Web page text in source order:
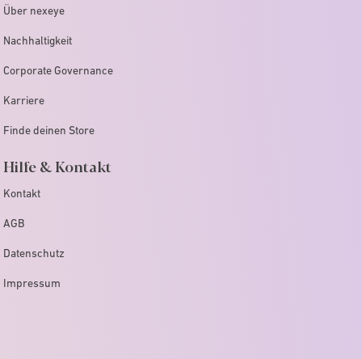
Über nexeye
Nachhaltigkeit
Corporate Governance
Karriere
Finde deinen Store
Hilfe & Kontakt
Kontakt
AGB
Datenschutz
Impressum